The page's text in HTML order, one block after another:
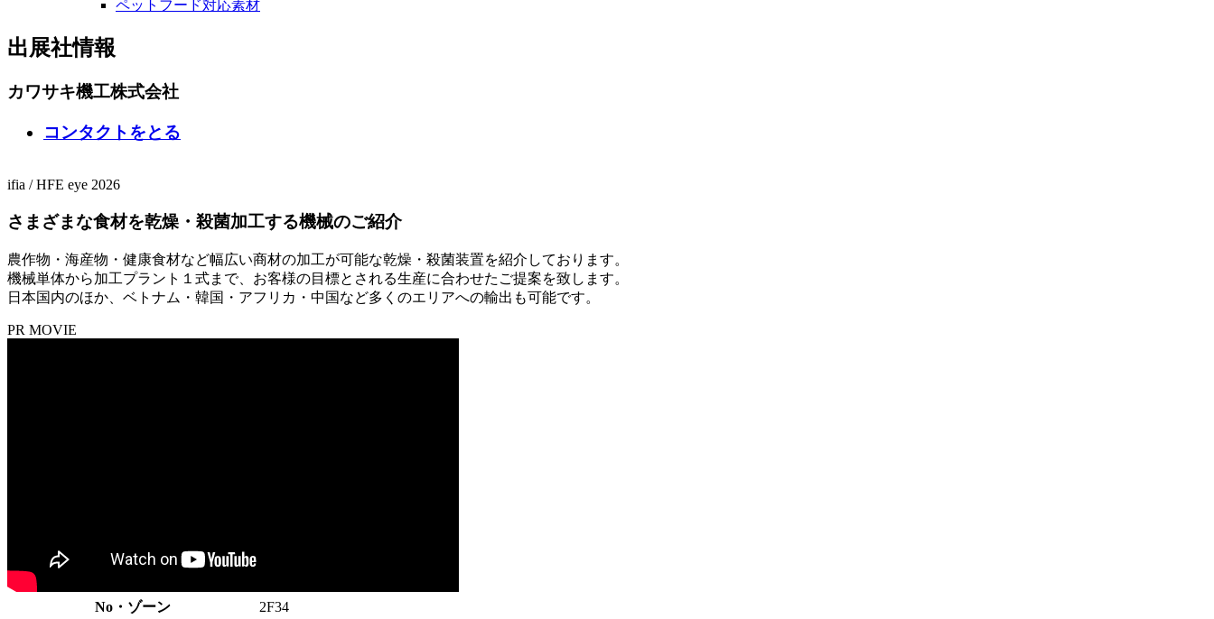
ペットフード対応素材
出展社情報
カワサキ機工株式会社
コンタクトをとる
ifia / HFE eye 2026
さまざまな食材を乾燥・殺菌加工する機械のご紹介
農作物・海産物・健康食材など幅広い商材の加工が可能な乾燥・殺菌装置を紹介しております。
機械単体から加工プラント１式まで、お客様の目標とされる生産に合わせたご提案を致します。
日本国内のほか、ベトナム・韓国・アフリカ・中国など多くのエリアへの輸出も可能です。
PR MOVIE
No・ゾーン
2F34